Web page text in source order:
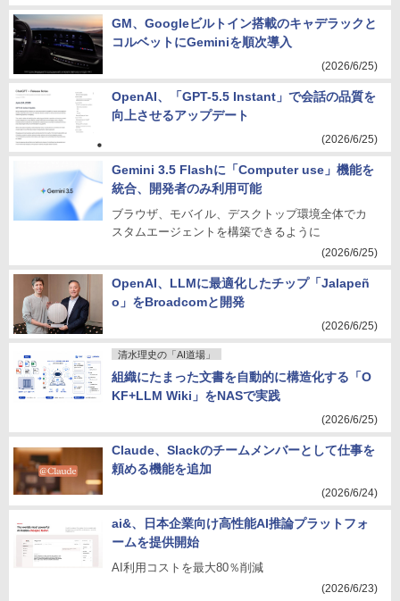
GM、Googleビルトイン搭載のキャデラックと
コルベットにGeminiを順次導入
(2026/6/25)
OpenAI、「GPT-5.5 Instant」で会話の品質を
向上させるアップデート
(2026/6/25)
Gemini 3.5 Flashに「Computer use」機能を
統合、開発者のみ利用可能
ブラウザ、モバイル、デスクトップ環境全体でカ
スタムエージェントを構築できるように
(2026/6/25)
OpenAI、LLMに最適化したチップ「Jalapeñ
o」をBroadcomと開発
(2026/6/25)
清水理史の「AI道場」
組織にたまった文書を自動的に構造化する「O
KF+LLM Wiki」をNASで実践
(2026/6/25)
Claude、Slackのチームメンバーとして仕事を
頼める機能を追加
(2026/6/24)
ai&、日本企業向け高性能AI推論プラットフォ
ームを提供開始
AI利用コストを最大80％削減
(2026/6/23)